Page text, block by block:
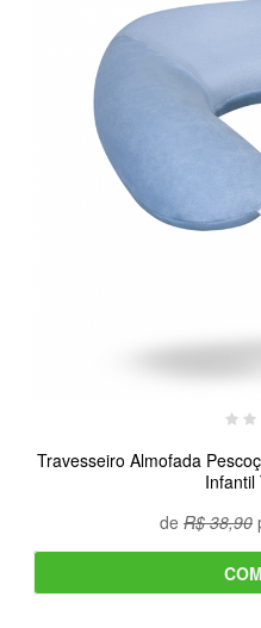
Travesseiro Almofada
Infantil
de R$ 38,90